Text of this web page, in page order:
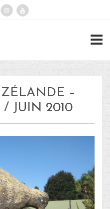
–
/ JUIN 2010